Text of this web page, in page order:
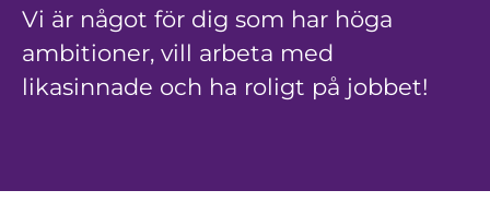
Vi är något för dig som har höga
ambitioner, vill arbeta med
likasinnade och ha roligt på jobbet!